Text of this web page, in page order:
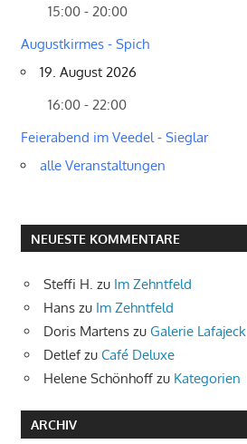
15:00 - 20:00
Augustkirmes - Spich
19. August 2026
16:00 - 22:00
Feierabend im Veedel - Sieglar
alle Veranstaltungen
NEUESTE KOMMENTARE
Steffi H. zu Im Zehntfeld
Hans zu Im Zehntfeld
Doris Martens zu Galerie Lafajeck
Detlefzu Café Deluxe
Helene Schönhoff zu Kategorien
ARCHIV